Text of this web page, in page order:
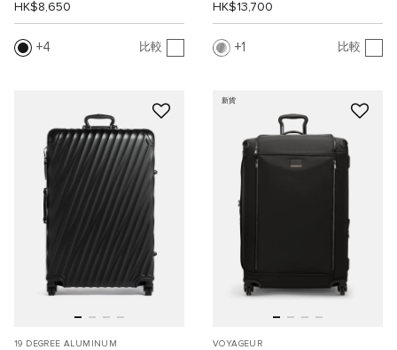
HK$8,650
4 比較
HK$13,700
1 比較
19 DEGREE ALUMINUM
新貨
VOYAGEUR